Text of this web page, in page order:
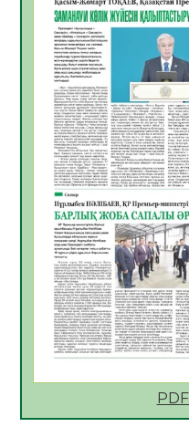
06.08.2026
Көкжөтел ауруы
06.08.2026
АПВ вакцинасы
06.08.2026
Open Air:
департаменті 20
көрерменнің
06.08.2026
ҚЫЗЫЛОРДАДА
ЖАРҚЫН
МӘЖІЛІС ӨТТІ
05.08.2026
Қазақстан